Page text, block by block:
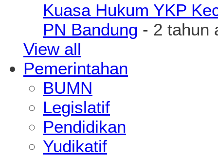
Kuasa Hukum YKP
PN Bandung - 2 tahun
View all
Pemerintahan
BUMN
Legislatif
Pendidikan
Yudikatif